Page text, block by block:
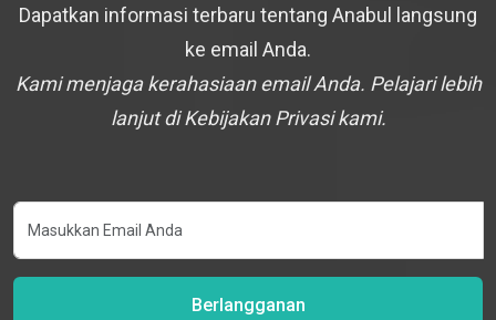
Dapatkan informasi terbaru tentang Anabul langsung
ke email Anda.
Kami menjaga kerahasiaan email Anda. Pelajari lebih
lanjut di Kebijakan Privasi kami.
Berlangganan